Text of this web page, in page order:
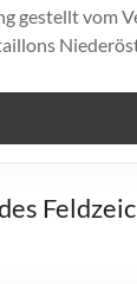
gestellt vom